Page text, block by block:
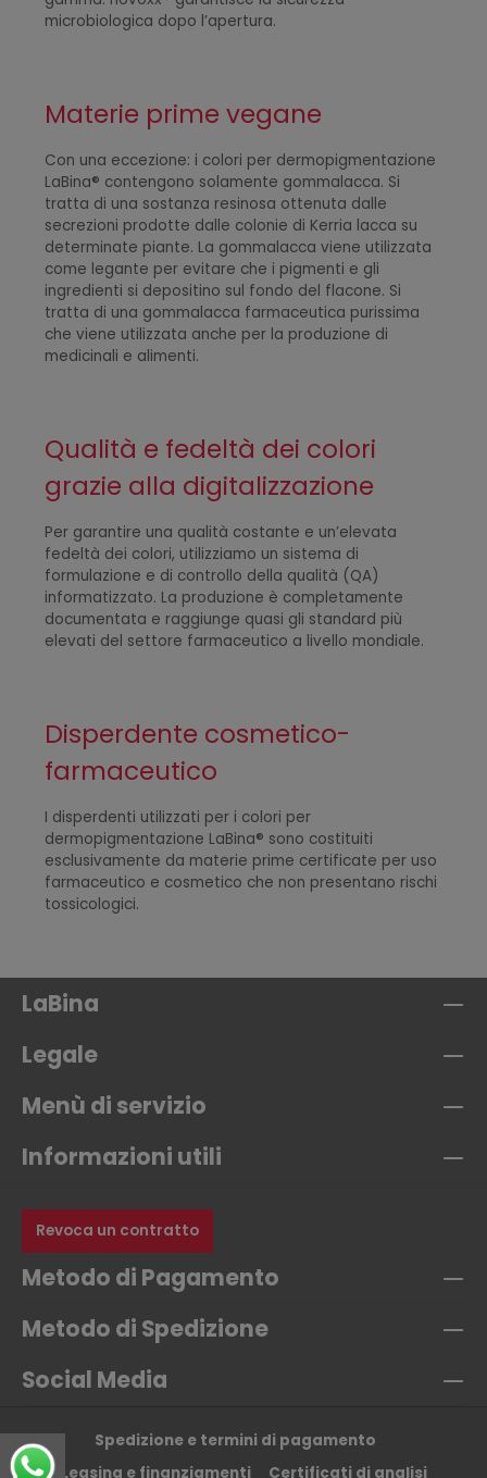
microbiologica dopo l’apertura.
Materie prime vegane
Con una eccezione: i colori per dermopigmentazione
LaBina® contengono solamente gommalacca. Si
tratta di una sostanza resinosa ottenuta dalle
secrezioni prodotte dalle colonie di Kerria lacca su
determinate piante. La gommalacca viene utilizzata
come legante per evitare che i pigmenti e gli
ingredienti si depositino sul fondo del flacone. Si
tratta di una gommalacca farmaceutica purissima
che viene utilizzata anche per la produzione di
medicinali e alimenti.
Qualità e fedeltà dei colori
grazie alla digitalizzazione
Per garantire una qualità costante e un’elevata
fedeltà dei colori, utilizziamo un sistema di
formulazione e di controllo della qualità (QA)
informatizzato. La produzione è completamente
documentata e raggiunge quasi gli standard più
elevati del settore farmaceutico a livello mondiale.
Disperdente cosmetico-
farmaceutico
I disperdenti utilizzati per i colori per
dermopigmentazione LaBina® sono costituiti
esclusivamente da materie prime certificate per uso
farmaceutico e cosmetico che non presentano rischi
tossicologici.
LaBina
Legale
Menù di servizio
Informazioni utili
Revoca un contratto
Metodo di Pagamento
Metodo di Spedizione
Social Media
Spedizione e termini di pagamento
Leasing e finanziamenti
Certificati di analisi